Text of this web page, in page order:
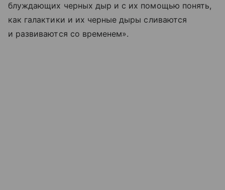
блуждающих черных дыр и с их помощью понять,
как галактики и их черные дыры сливаются
и развиваются со временем».